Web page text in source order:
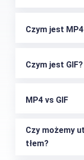
Czym jest
Czym jest GIF?
MP4 vs GIF
Czy możemy
tłem?